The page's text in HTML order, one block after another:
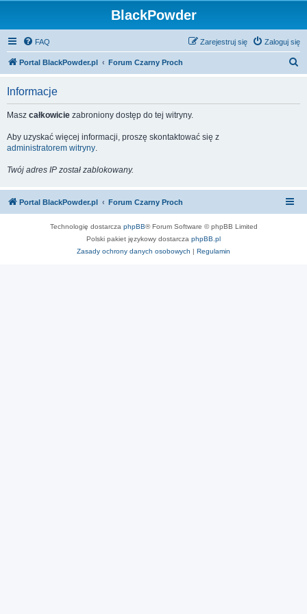
BlackPowder
FAQ Zaloguj się
Zarejestruj się
Portal BlackPowder.pl Forum Czarny Proch
Informacje
Masz całkowicie zabroniony dostęp do tej witryny.
Aby uzyskać więcej informacji, proszę skontaktować się z
administratorem witryny.
Twój adres IP został zablokowany.
Portal BlackPowder.pl Forum Czarny Proch
Technologię dostarcza phpBB® Forum Software © phpBB Limited
Polski pakiet językowy dostarcza phpBB.pl
Zasady ochrony danych osobowych | Regulamin